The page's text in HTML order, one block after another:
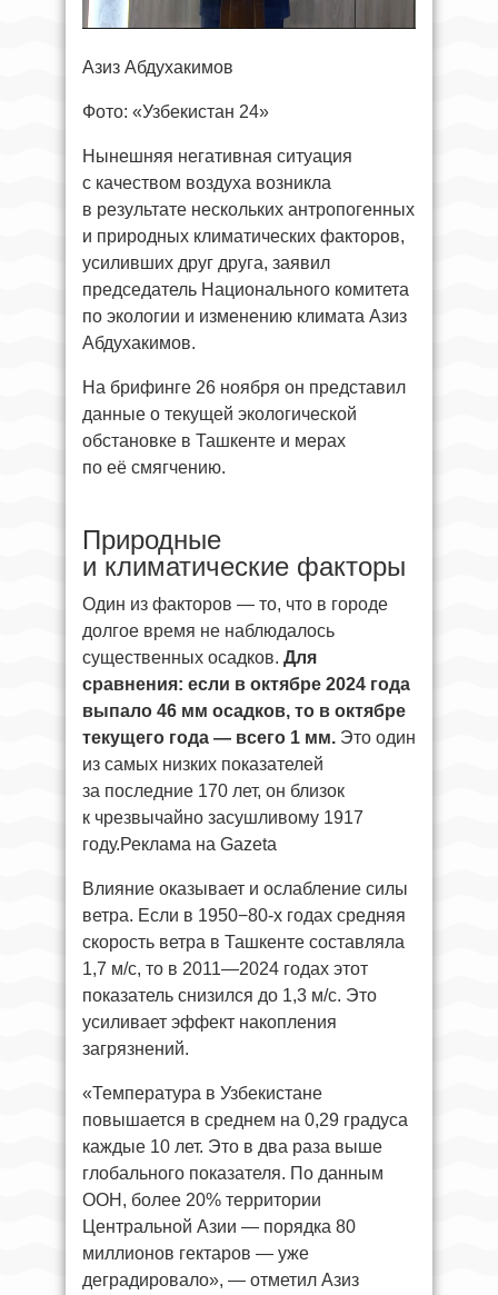
Азиз Абдухакимов
Фото: «Узбекистан 24»
Нынешняя негативная ситуация
с качеством воздуха возникла
в результате нескольких антропогенных
и природных климатических факторов,
усиливших друг друга, заявил
председатель Национального комитета
по экологии и изменению климата Азиз
Абдухакимов.
На брифинге 26 ноября он представил
данные о текущей экологической
обстановке в Ташкенте и мерах
по её смягчению.
Природные
и климатические факторы
Один из факторов — то, что в городе
долгое время не наблюдалось
существенных осадков. Для
сравнения: если в октябре 2024 года
выпало 46 мм осадков, то в октябре
текущего года — всего 1 мм. Это один
из самых низких показателей
за последние 170 лет, он близок
к чрезвычайно засушливому 1917
году.Реклама на Gazeta
Влияние оказывает и ослабление силы
ветра. Если в 1950−80-х годах средняя
скорость ветра в Ташкенте составляла
1,7 м/с, то в 2011—2024 годах этот
показатель снизился до 1,3 м/с. Это
усиливает эффект накопления
загрязнений.
«Температура в Узбекистане
повышается в среднем на 0,29 градуса
каждые 10 лет. Это в два раза выше
глобального показателя. По данным
ООН, более 20% территории
Центральной Азии — порядка 80
миллионов гектаров — уже
деградировало», — отметил Азиз